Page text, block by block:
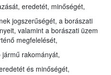
eredetét, minőségét,
jogszerűségét, a borászati
valamint a borászati üzem
megfelelését,
rakományát,
és minőségét,